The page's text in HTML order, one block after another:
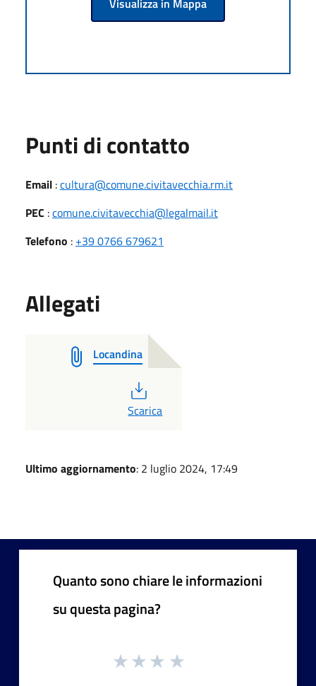
Punti di contatto
Email :cultura@comune.civitavecchia.rm.it
PEC :comune.civitavecchia@legalmail.it
Telefono : +39 0766 679621
Allegati
Locandina
PDF
Scarica
Ultimo aggiornamento: 2 luglio 2024, 17:49
Quanto sono chiare le informazioni
su questa pagina?